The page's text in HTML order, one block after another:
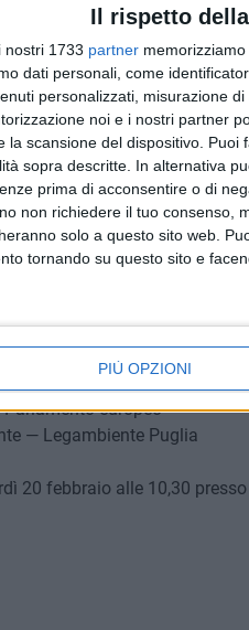
Il rispetto
nostri 1733 partner
dati personali, come
personalizzati, misurazione
noi e i nostri partner
la scansione del dispositivo.
sopra descritte. In alternativa
prima di acconsentire o di
non richiedere il tuo consenso,
solo a questo sito web.
tornando su questo sito e
PIÙ OPZIONI
Trani
Andria
alla Mobilità e Lavori pubblici
— PNO Innovation
alla Digitalizzazione del
di Foggia
& CEO — Easyvia
City Vision
— I colori dell'energia
Crispiano
del Consiglio Regionale
professional — A2A
alla Transizione ecologica
ai Lavori Pubblici e
alla Legalità, sicurezza e
europeo
— Legambiente Puglia
20 febbraio alle 10,30